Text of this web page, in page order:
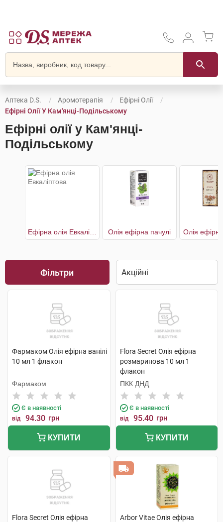
Аптека D.S. Аромотерапія
Ефірні Олії
Ефірні Олії У Кам'янці-Подільському
Ефірні олії у Кам'янці-
Подільському
Олія eфірна пачулі Олія
Фільтри
Фармаком Олія ефірна ванілі
10 мл 1 флакон
Фармаком
Є в наявності
від 94.30 грн
КУПИТИ
Flora Secret Олія ефірна
розмаринова 10 мл 1
флакон
ПКК ДНД
Є в наявності
від 95.40 грн
КУПИТИ
Flora Secret Олія ефірна
Arbor Vitae Олія ефірна